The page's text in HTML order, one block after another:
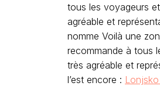
tous les voyageurs
agréable et
nomme Voilà une
recommande à tous
très agréable et
l’est encore :